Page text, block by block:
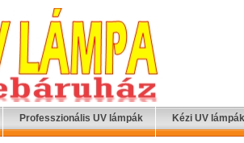
Professzionális UV lámpák Kézi UV lámpák